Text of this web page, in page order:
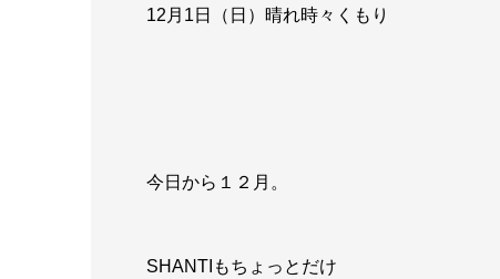
12月1日（日）晴れ時々くもり
今日から１２月。
SHANTIもちょっとだけ